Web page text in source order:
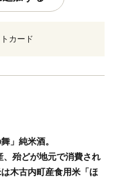
カード
」純米酒。
殆どが地元で消費され
木古内町産食用米「ほ